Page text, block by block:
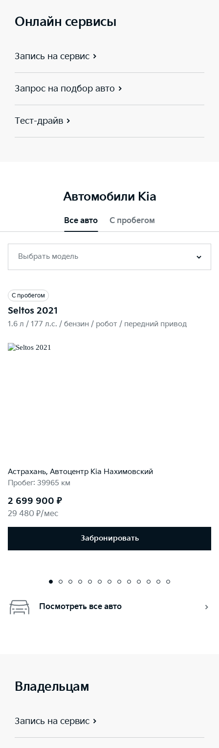
Онлайн сервисы
Запись на сервис
Запрос на подбор авто
Тест-драйв
Автомобили Kia
Все авто С пробегом
Выбрать модель
С пробегом
Seltos 2021
1.6 л / 177 л.c. / бензин / робот / передний привод
Астрахань, Автоцентр Kia Нахимовский
Пробег: 39965 км
2 699 900 ₽
29 480 ₽/мес
Забронировать
Посмотреть все авто
Владельцам
Запись на сервис